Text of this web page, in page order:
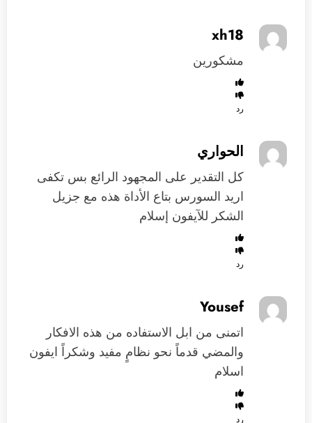
xh18
مشكورين
رد
الحواري
كل التقدير على المجهود الرائع بس تكفى
اريد السورس بتاع الأداة هذه مع جزيل
الشكر للآيفون إسلام
رد
Yousef
اتمنى من ابل الاستفاده من هذه الافكار
والمضي قدماً نحو نظامٍ مفيد وشكراً ايفون
اسلام
رد